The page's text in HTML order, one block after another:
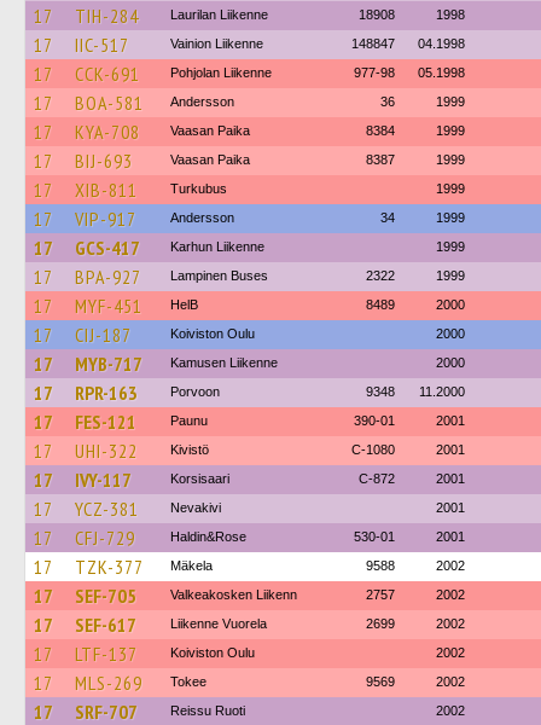
17 TIH-284 Laurilan Liikenne 18908 1998
17 IIC-517 Vainion Liikenne 148847 04.1998
17 CCK-691 Pohjolan Liikenne 977-98 05.1998
17 BOA-581 Andersson 36 1999
17 KYA-708 Vaasan Paika 8384 1999
17 BIJ-693 Vaasan Paika 8387 1999
17 XIB-811 Turkubus 1999
17 VIP-917 Andersson 34 1999
17 GCS-417 Karhun Liikenne 1999
17 BPA-927 Lampinen Buses 2322 1999
17 MYF-451 HelB 8489 2000
17 CIJ-187 Koiviston Oulu 2000
17 MYB-717 Kamusen Liikenne 2000
17 RPR-163 Porvoon 9348 11.2000
17 FES-121 Paunu 390-01 2001
17 UHI-322 Kivistö C-1080 2001
17 IVY-117 Korsisaari C-872 2001
17 YCZ-381 Nevakivi 2001
17 CFJ-729 Haldin&Rose 530-01 2001
17 TZK-377 Mäkela 9588 2002
17 SEF-705 Valkeakosken Liikenn 2757 2002
17 SEF-617 Liikenne Vuorela 2699 2002
17 LTF-137 Koiviston Oulu 2002
17 MLS-269 Tokee 9569 2002
17 SRF-707 Reissu Ruoti 2002